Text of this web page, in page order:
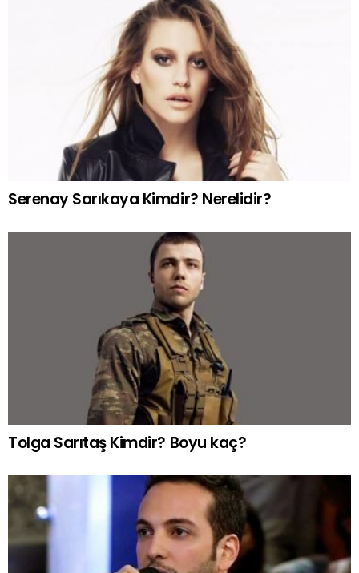
Serenay Sarıkaya Kimdir? Nerelidir?
Tolga Sarıtaş Kimdir? Boyu kaç?